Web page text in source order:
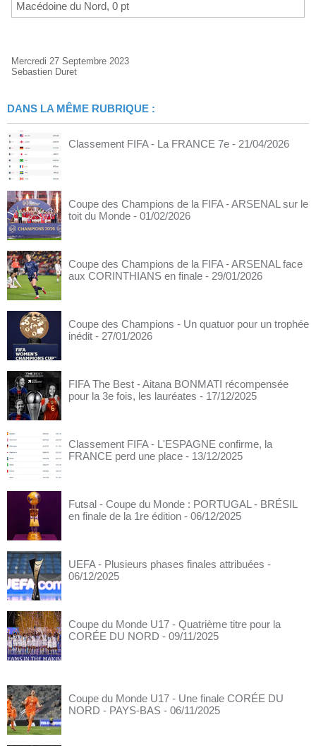
Macédoine du Nord, 0 pt
Mercredi 27 Septembre 2023
Sebastien Duret
DANS LA MÊME RUBRIQUE :
Classement FIFA - La FRANCE 7e - 21/04/2026
Coupe des Champions de la FIFA - ARSENAL sur le
toit du Monde - 01/02/2026
Coupe des Champions de la FIFA - ARSENAL face
aux CORINTHIANS en finale - 29/01/2026
Coupe des Champions - Un quatuor pour un trophée
inédit - 27/01/2026
FIFA The Best - Aitana BONMATI récompensée
pour la 3e fois, les lauréates - 17/12/2025
Classement FIFA - L'ESPAGNE confirme, la
FRANCE perd une place - 13/12/2025
Futsal - Coupe du Monde : PORTUGAL - BRÉSIL
en finale de la 1re édition - 06/12/2025
UEFA - Plusieurs phases finales attribuées -
06/12/2025
Coupe du Monde U17 - Quatrième titre pour la
CORÉE DU NORD - 09/11/2025
Coupe du Monde U17 - Une finale CORÉE DU
NORD - PAYS-BAS - 06/11/2025